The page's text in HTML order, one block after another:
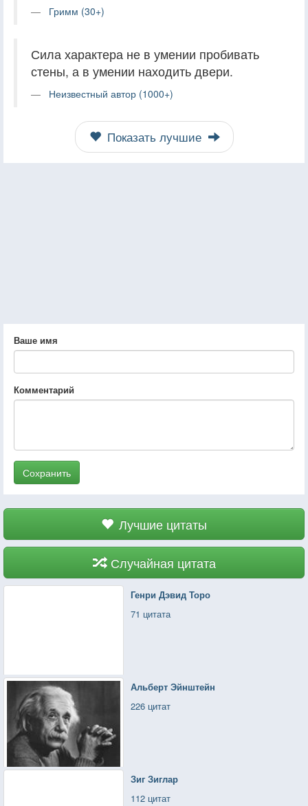
Гримм (30+)
Сила характера не в умении пробивать
стены, а в умении находить двери.
Неизвестный автор (1000+)
Показать лучшие
Ваше имя
Комментарий
Сохранить
Лучшие цитаты
Случайная цитата
Генри Дэвид Торо
71 цитата
Альберт Эйнштейн
226 цитат
Зиг Зиглар
112 цитат